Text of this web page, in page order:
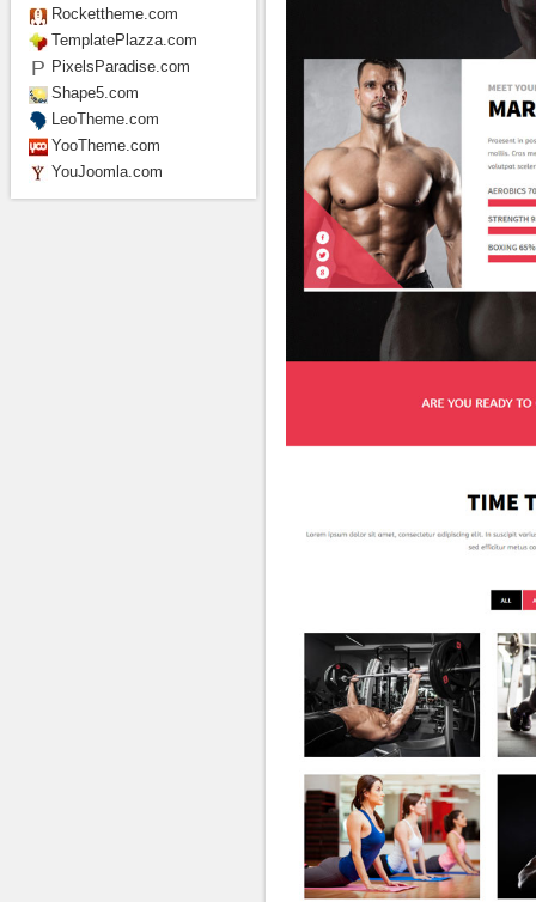
Rockettheme.com
TemplatePlazza.com
PixelsParadise.com
Shape5.com
LeoTheme.com
YooTheme.com
YouJoomla.com